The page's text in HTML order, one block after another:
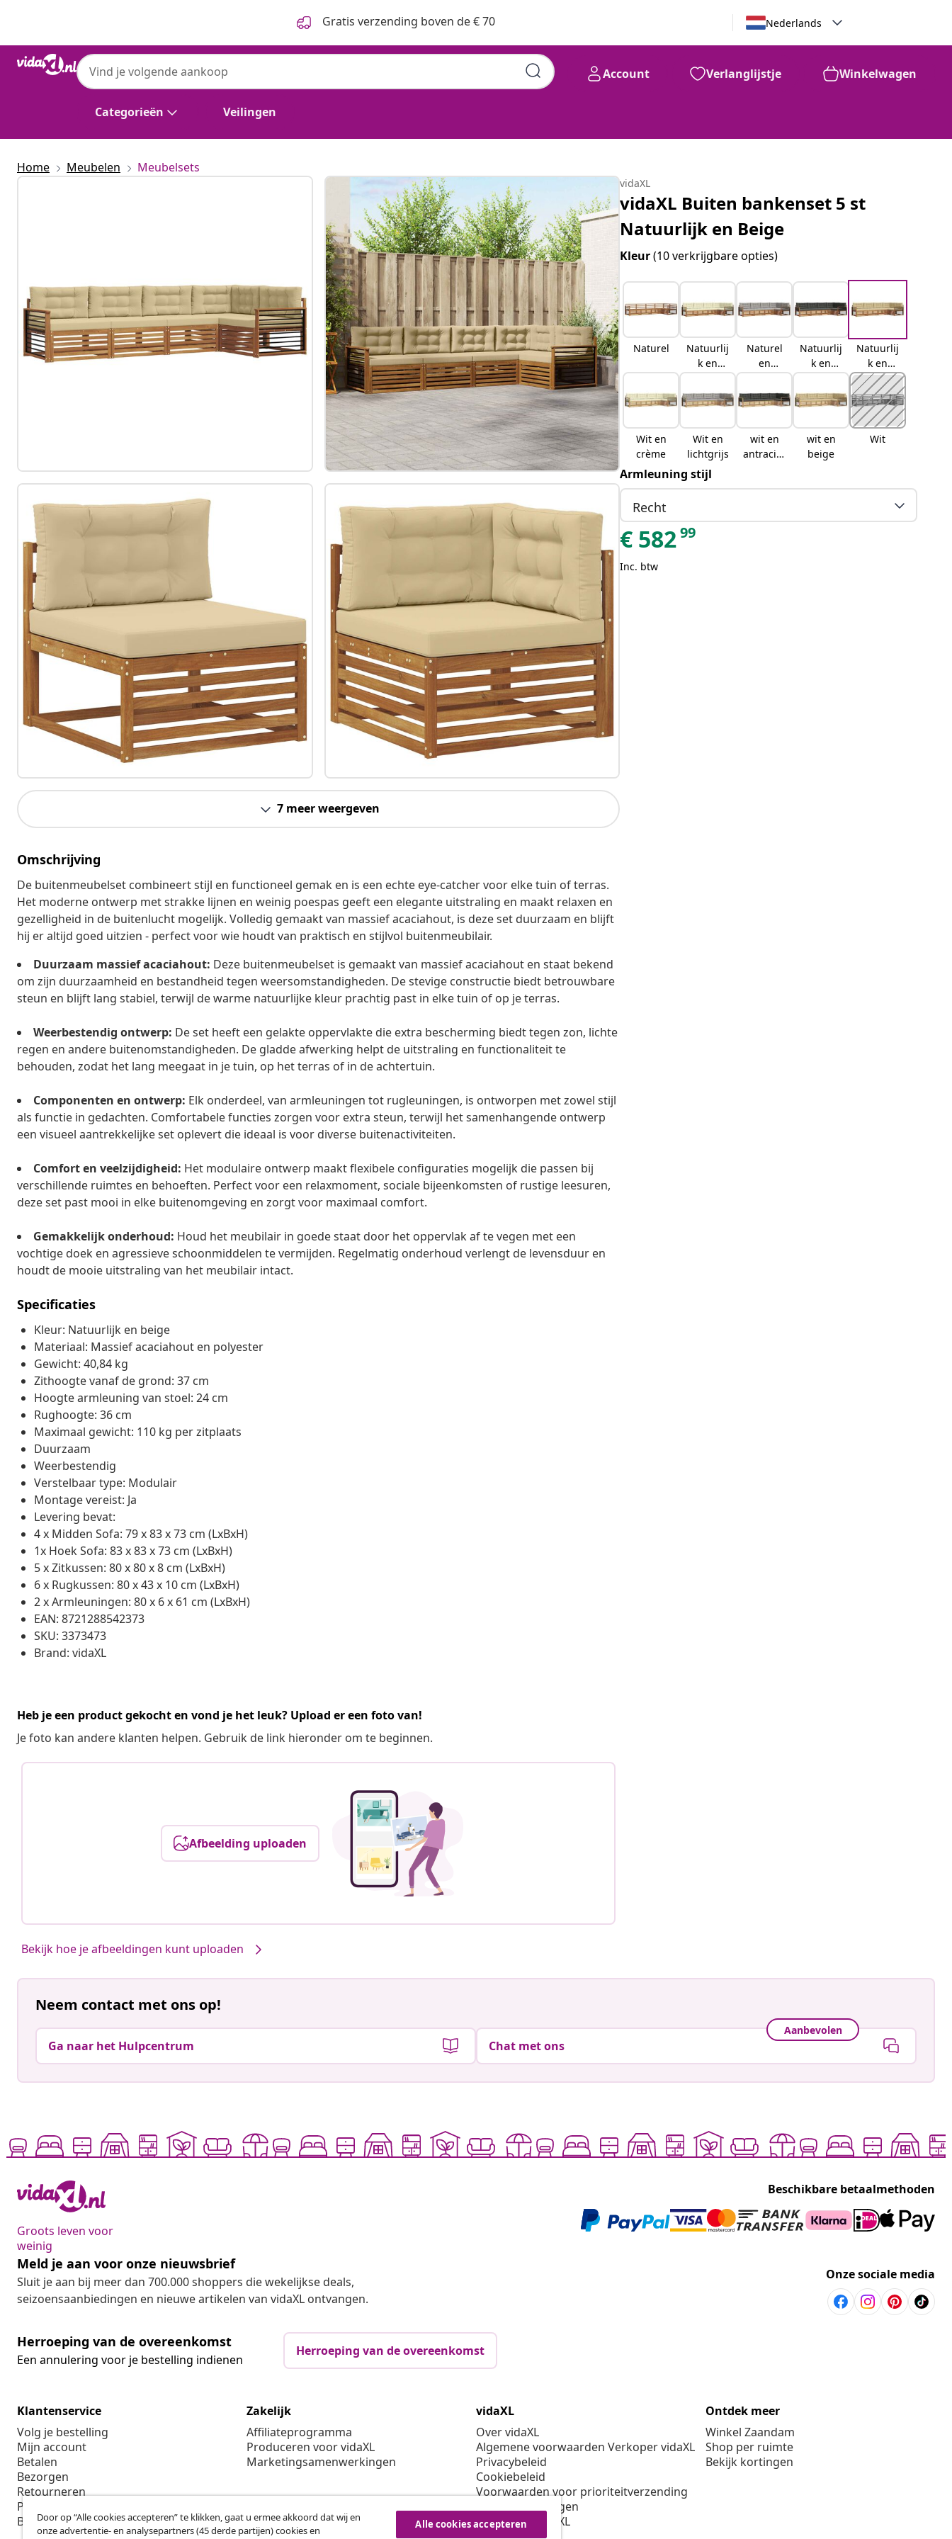
Gratis verzending boven de € 70 Nederlands
Categorieën Veilingen
Account Verlanglijstje Winkelwagen
Home Meubelen Meubelsets
7 meer weergeven
Omschrijving
De buitenmeubelset combineert stijl en functioneel gemak en is een echte eye-catcher voor elke tuin of terras.
Het moderne ontwerp met strakke lijnen en weinig poespas geeft een elegante uitstraling en maakt relaxen en
gezelligheid in de buitenlucht mogelijk. Volledig gemaakt van massief acaciahout, is deze set duurzaam en blijft
hij er altijd goed uitzien - perfect voor wie houdt van praktisch en stijlvol buitenmeubilair.
Duurzaam massief acaciahout: Deze buitenmeubelset is gemaakt van massief acaciahout en staat bekend
om zijn duurzaamheid en bestandheid tegen weersomstandigheden. De stevige constructie biedt betrouwbare
steun en blijft lang stabiel, terwijl de warme natuurlijke kleur prachtig past in elke tuin of op je terras.
Weerbestendig ontwerp: De set heeft een gelakte oppervlakte die extra bescherming biedt tegen zon, lichte
regen en andere buitenomstandigheden. De gladde afwerking helpt de uitstraling en functionaliteit te
behouden, zodat het lang meegaat in je tuin, op het terras of in de achtertuin.
Componenten en ontwerp: Elk onderdeel, van armleuningen tot rugleuningen, is ontworpen met zowel stijl
als functie in gedachten. Comfortabele functies zorgen voor extra steun, terwijl het samenhangende ontwerp
een visueel aantrekkelijke set oplevert die ideaal is voor diverse buitenactiviteiten.
Comfort en veelzijdigheid: Het modulaire ontwerp maakt flexibele configuraties mogelijk die passen bij
verschillende ruimtes en behoeften. Perfect voor een relaxmoment, sociale bijeenkomsten of rustige leesuren,
deze set past mooi in elke buitenomgeving en zorgt voor maximaal comfort.
Gemakkelijk onderhoud: Houd het meubilair in goede staat door het oppervlak af te vegen met een
vochtige doek en agressieve schoonmiddelen te vermijden. Regelmatig onderhoud verlengt de levensduur en
houdt de mooie uitstraling van het meubilair intact.
Specificaties
Kleur: Natuurlijk en beige
Materiaal: Massief acaciahout en polyester
Gewicht: 40,84 kg
Zithoogte vanaf de grond: 37 cm
Hoogte armleuning van stoel: 24 cm
Rughoogte: 36 cm
Maximaal gewicht: 110 kg per zitplaats
Duurzaam
Weerbestendig
Verstelbaar type: Modulair
Montage vereist: Ja
Levering bevat:
4 x Midden Sofa: 79 x 83 x 73 cm (LxBxH)
1x Hoek Sofa: 83 x 83 x 73 cm (LxBxH)
5 x Zitkussen: 80 x 80 x 8 cm (LxBxH)
6 x Rugkussen: 80 x 43 x 10 cm (LxBxH)
2 x Armleuningen: 80 x 6 x 61 cm (LxBxH)
EAN: 8721288542373
SKU: 3373473
Brand: vidaXL
Heb je een product gekocht en vond je het leuk? Upload er een foto van!
Je foto kan andere klanten helpen. Gebruik de link hieronder om te beginnen.
Afbeelding uploaden
Bekijk hoe je afbeeldingen kunt uploaden
vidaXL
vidaXL Buiten bankenset 5 st
Natuurlijk en Beige
Kleur(10 verkrijgbare opties)
Naturel
Natuurlij
k en
crème
Naturel
en
lichtgrijs
Natuurlij
k en
antraciet
Natuurlij
k en
beige
Wit en
crème
Wit en
lichtgrijs
wit en
antraciet
wit en
beige
Wit
Armleuning stijl
Recht
€ 58299
Inc. btw
Neem contact met ons op!
Ga naar het Hulpcentrum
Aanbevolen
Chat met ons
Groots leven voor
weinig
Beschikbare betaalmethoden
Meld je aan voor onze nieuwsbrief
Sluit je aan bij meer dan 700.000 shoppers die wekelijkse deals,
seizoensaanbiedingen en nieuwe artikelen van vidaXL ontvangen.
Onze sociale media
Herroeping van de overeenkomst
Een annulering voor je bestelling indienen
Herroeping van de overeenkomst
Klantenservice
Volg je bestelling
Mijn account
Betalen
Bezorgen
Retourneren
Productinformatie
Bestellen
Zakelijk
Affiliateprogramma
Produceren voor vidaXL
Marketingsamenwerkingen
vidaXL
Over vidaXL
Algemene voorwaarden Verkoper vidaXL
Privacybeleid
Cookiebeleid
Voorwaarden voor prioriteitverzending
Cookie-instellingen
Werken bij vidaXL
Ontdek meer
Winkel Zaandam
Shop per ruimte
Bekijk kortingen
Door op “Alle cookies accepteren” te klikken, gaat u ermee akkoord dat wij en
onze advertentie- en analysepartners (45 derde partijen) cookies en
Alle cookies accepteren